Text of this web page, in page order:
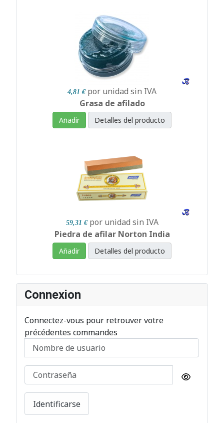
4,81 € por unidad sin IVA
Grasa de afilado
Añadir Detalles del producto
59,31 € por unidad sin IVA
Piedra de afilar Norton India
Añadir Detalles del producto
Connexion
Connectez-vous pour retrouver votre
précédentes commandes
Nombre de usuario
Contraseña
Identificarse